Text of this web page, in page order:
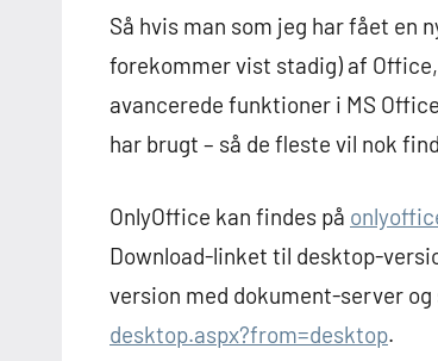
Så hvis man som jeg har fået en
forekommer vist stadig) af
avancerede funktioner i MS
har brugt – så de fleste vil nok
OnlyOffice kan findes på
Download-linket til desktop-
version med dokument-server og
desktop.aspx?from=desktop.